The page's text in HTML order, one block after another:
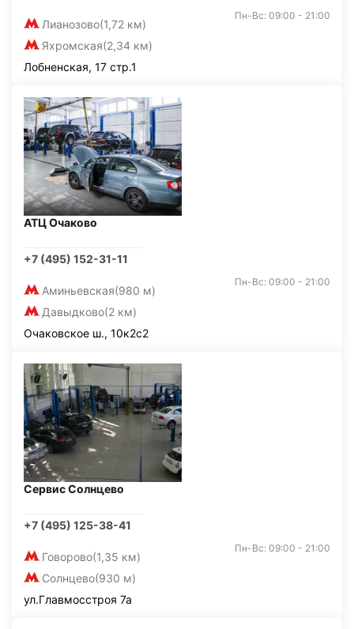
Лианозово(1,72 км)
Яхромская(2,34 км)
Пн-Вс: 09:00 - 21:00
Лобненская, 17 стр.1
АТЦ Очаково
+7 (495) 152-31-11
Аминьевская(980 м)
Давыдково(2 км)
Пн-Вс: 09:00 - 21:00
Очаковское ш., 10к2с2
Сервис Солнцево
+7 (495) 125-38-41
Говорово(1,35 км)
Солнцево(930 м)
Пн-Вс: 09:00 - 21:00
ул.Главмосстроя 7а